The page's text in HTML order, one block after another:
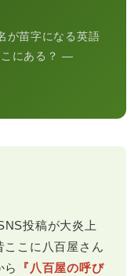
が苗字になる英語
こにある？ ―
投稿が大炎上
ここに八百屋さん
ら
『八百屋の呼び